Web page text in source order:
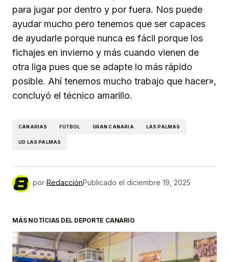
para jugar por dentro y por fuera. Nos puede
ayudar mucho pero tenemos que ser capaces
de ayudarle porque nunca es fácil porque los
fichajes en invierno y más cuando vienen de
otra liga pues que se adapte lo más rápido
posible. Ahí tenemos mucho trabajo que hacer»,
concluyó el técnico amarillo.
CANARIAS FÚTBOL GRAN CANARIA LAS PALMAS
UD LAS PALMAS
por RedacciónPublicado el diciembre 19, 2025
MÁS NOTICIAS DEL DEPORTE CANARIO